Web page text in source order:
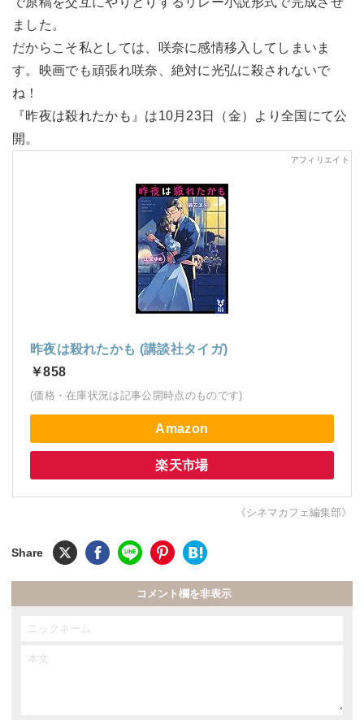
ました。
だからこそ私としては、咲奈に感情移入してしまいま
す。映画でも頑張れ咲奈、絶対に光弘に殺されないで
ね！
『昨夜は殺れたかも』は10月23日（金）より全国にて公
開。
昨夜は殺れたかも (講談社タイガ)
￥858
(価格・在庫状況は記事公開時点のものです)
Amazon
楽天市場
《シネマカフェ編集部》
コメント欄を非表示